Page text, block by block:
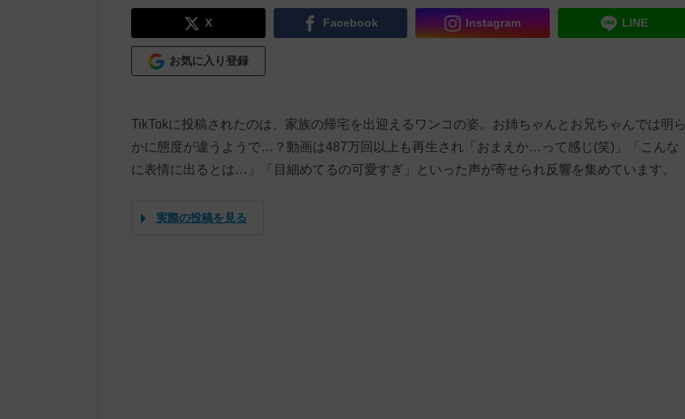
X Facebook Instagram LINE
お気に入り登録
TikTokに投稿されたのは、家族の帰宅を出迎えるワンコの姿。お姉ちゃんとお兄ちゃんでは明ら
かに態度が違うようで…？動画は487万回以上も再生され「おまえか…って感じ(笑)」「こんな
に表情に出るとは…」「目細めてるの可愛すぎ」といった声が寄せられ反響を集めています。
実際の投稿を見る